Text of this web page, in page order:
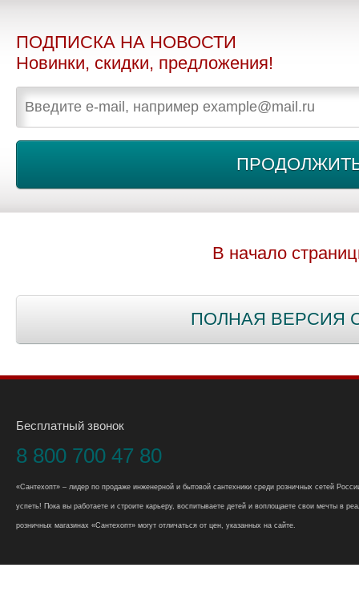
ПОДПИСКА НА НОВОСТИ
Новинки, скидки, предложения!
В начало
ПОЛНАЯ ВЕРСИЯ
Бесплатный звонок
8 800 700 47 80
«Сантехопт» – лидер по продаже инженерной и бытовой сантехники среди розничных сетей
успеть! Пока вы работаете и строите карьеру, воспитываете детей и воплощаете свои мечты в
розничных магазинах «Сантехопт» могут отличаться от цен, указанных на сайте.